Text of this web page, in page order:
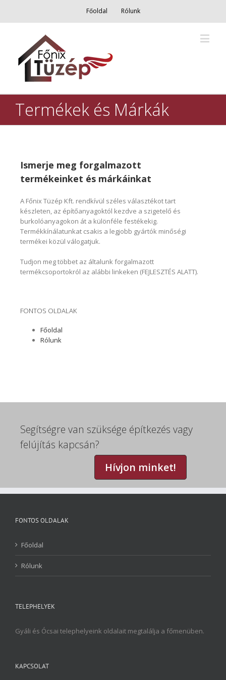
Főoldal Rólunk
Termékek és Márkák
Ismerje meg forgalmazott
termékeinket és márkáinkat
A Főnix Tüzép Kft. rendkívül széles választékot tart
készleten, az építőanyagoktól kezdve a szigetelő és
burkolóanyagokon át a különféle festékekig.
Termékkínálatunkat csakis a legjobb gyártók minőségi
termékei közül válogatjuk.
Tudjon meg többet az általunk forgalmazott
termékcsoportokról az alábbi linkeken (FEJLESZTÉS ALATT).
FONTOS OLDALAK
Főoldal
Rólunk
Segítségre van szüksége építkezés vagy
felújítás kapcsán?
Hívjon minket!
FONTOS OLDALAK
Főoldal
Rólunk
TELEPHELYEK
Gyáli és Ócsai telephelyeink oldalait megtalálja a főmenüben.
KAPCSOLAT